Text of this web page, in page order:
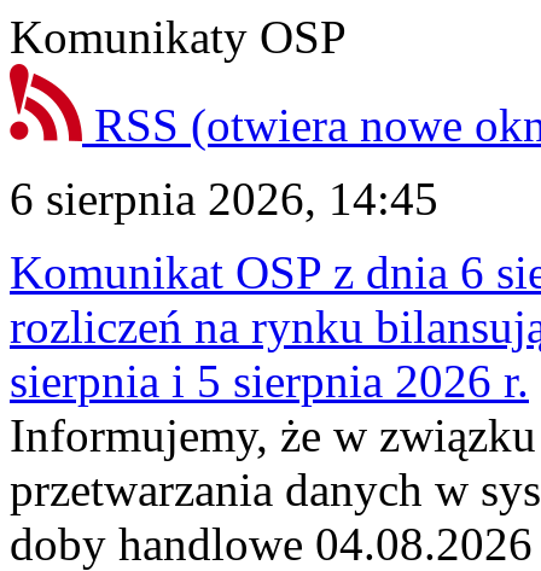
Komunikaty OSP
RSS (otwiera nowe
6 sierpnia 2026, 14:45
Komunikat OSP z dnia 6
rozliczeń na rynku
sierpnia i 5 sierpnia 2026 r.
Informujemy, że w
przetwarzania danych w
doby handlowe